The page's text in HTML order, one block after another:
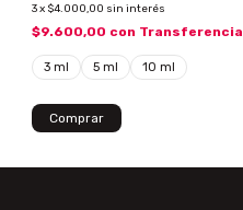
3x $4.000,00 sin interés
$9.600,00 con Transferencia
3 ml 5 ml 10 ml
Comprar